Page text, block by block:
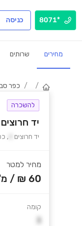
*8071 כניסה
מחירים שרותים
/
/ כפר
להשכרה
יד חרוצים 4/התוכנה 7
יד חרוצים ,
מחיר למטר
60 ₪
/
קומה